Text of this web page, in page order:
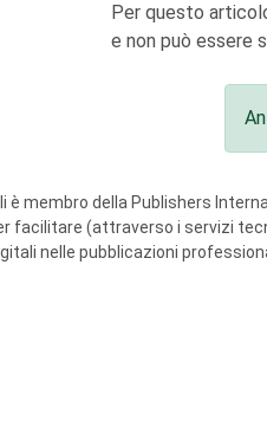
Per questo
e non può essere
è membro della Publishers
facilitare (attraverso i servizi
nelle pubblicazioni